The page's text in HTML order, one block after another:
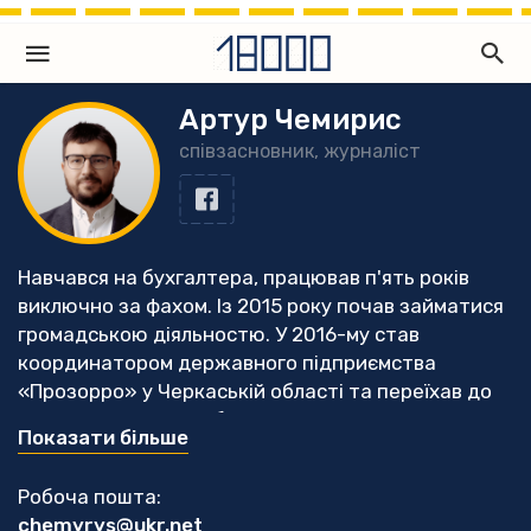
Артур Чемирис
співзасновник, журналіст
Навчався на бухгалтера, працював п'ять років
виключно за фахом. Із 2015 року почав займатися
громадською діяльностю. У 2016-му став
координатором державного підприємства
«Прозорро» у Черкаській області та переїхав до
Черкас. З того часу більше часу почав приділяти
саме моніторингу публічних закупівель, з часом
разом з колегами став співзасновником
Показати більше
Робоча пошта:
chemyrys@ukr.net